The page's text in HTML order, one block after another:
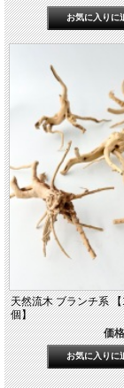
天然流木 ブランチ系
個】
価